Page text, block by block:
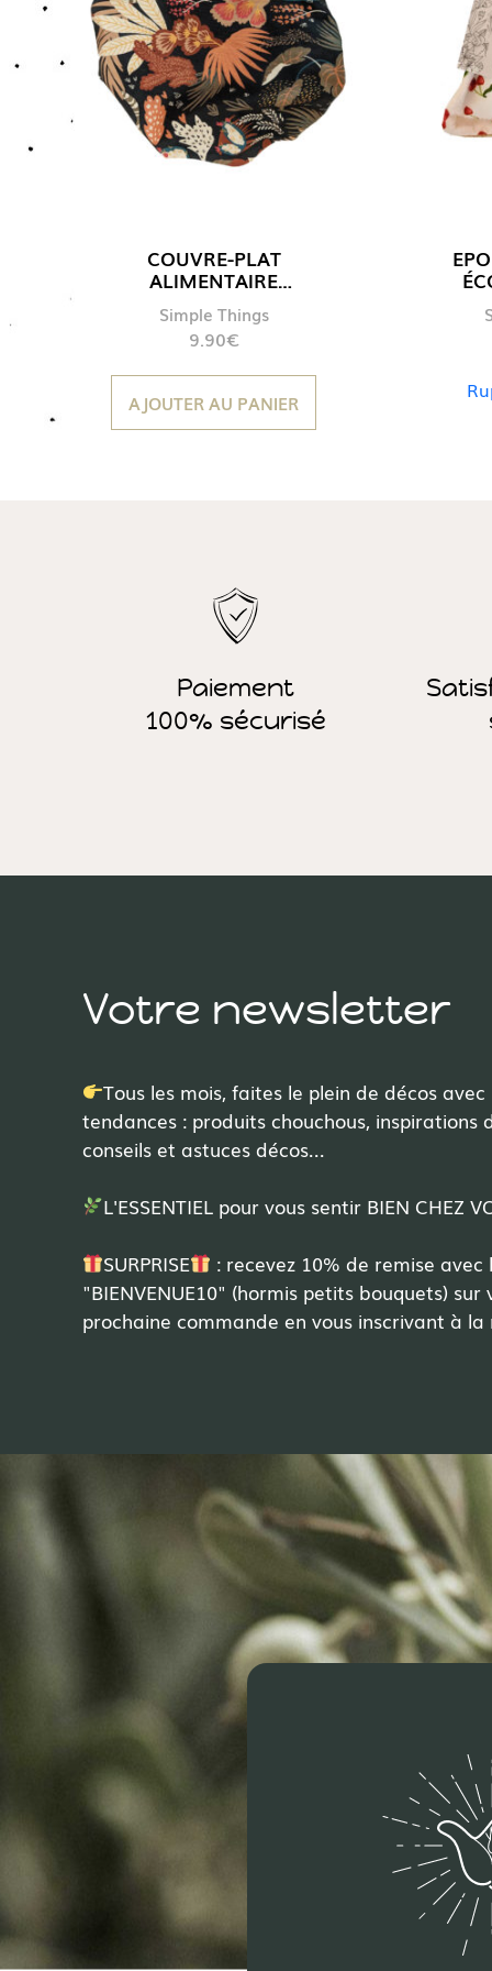
COUVRE-PLAT
ALIMENTAIRE
« COULEURS
D’AUTOMNE »
Simple Things
9.90€
AJOUTER AU PANIER
Paiement
100% sécurisé
Votre newsletter
Tous les mois, faites le plein de décos
tendances : produits chouchous, inspirations
conseils et astuces décos...
L'ESSENTIEL pour vous sentir BIEN CHEZ
SURPRISE
: recevez 10% de remise avec
"BIENVENUE10" (hormis petits bouquets) sur
prochaine commande en vous inscrivant à